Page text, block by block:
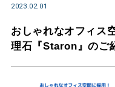
2023.02.01
おしゃれなオフィス
理石『Staron』のご